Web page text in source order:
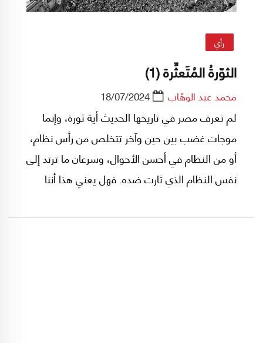
رأي
الثوّرةُ المُتَعثِّرة (1)
محمد عبد الوهّاب 18/07/2024
لم تعرف مصر في تاريخها الحديث أية ثورة، وإنما
موجات غضب بين حين وآخر تتخلص من رأس نظام،
أو من النظام في أحسن الأحوال، وسرعان ما ترتد إلى
نفس النظام الذي ثارت ضده. فهل يعني هذا أننا
الحلول، ولربما أدت إلى تعميق المشاكل أكثر منها